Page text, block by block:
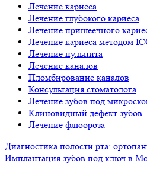
Лечение кариеса
Лечение глубокого кариеса
Лечение пришеечного
Лечение кариеса методом
Лечение пульпита
Лечение каналов
Пломбирование каналов
Консультация стоматолога
Лечение зубов под
Клиновидный дефект зубов
Лечение флюороза
Диагностика полости рта:
Имплантация зубов под ключ в